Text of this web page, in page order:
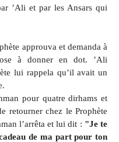
’Ali et par les Ansars qui
approuva et demanda à
à donner en dot. ’Ali
lui rappela qu’il avait un
pour quatre dirhams et
retourner chez le Prophète
l’arrêta et lui dit : "Je te
de ma part pour ton